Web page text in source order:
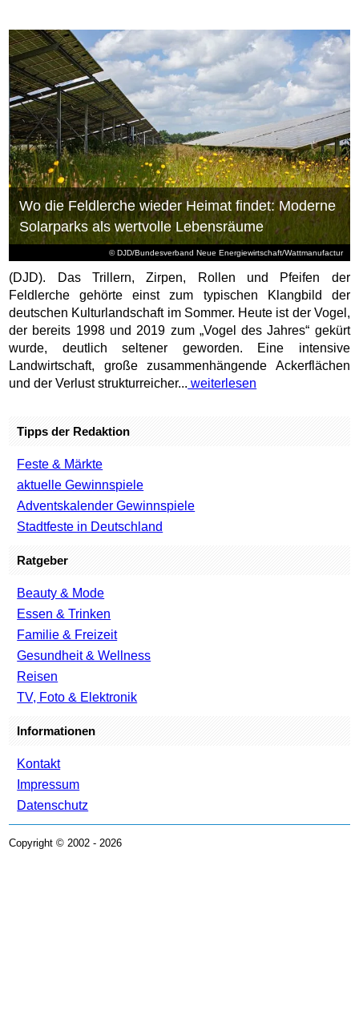
© DJD/Bundesverband Neue Energiewirtschaft/Wattmanufactur
Wo die Feldlerche wieder Heimat findet: Moderne
Solarparks als wertvolle Lebensräume
(DJD). Das Trillern, Zirpen, Rollen und Pfeifen der
Feldlerche gehörte einst zum typischen Klangbild der
deutschen Kulturlandschaft im Sommer. Heute ist der Vogel,
der bereits 1998 und 2019 zum „Vogel des Jahres“ gekürt
wurde, deutlich seltener geworden. Eine intensive
Landwirtschaft, große zusammenhängende Ackerflächen
und der Verlust strukturreicher... weiterlesen
Tipps der Redaktion
Feste & Märkte
aktuelle Gewinnspiele
Adventskalender Gewinnspiele
Stadtfeste in Deutschland
Ratgeber
Beauty & Mode
Essen & Trinken
Familie & Freizeit
Gesundheit & Wellness
Reisen
TV, Foto & Elektronik
Informationen
Kontakt
Impressum
Datenschutz
Copyright © 2002 - 2026